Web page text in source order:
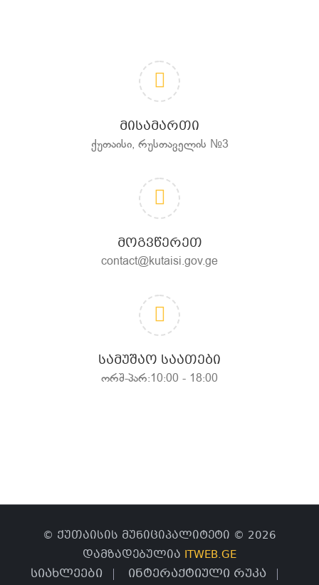
ᲛᲘᲡᲐᲛᲐᲠᲗᲘ
ქუთაისი, რუსთაველის №3
ᲛᲝᲒᲕᲬᲔᲠᲔᲗ
contact@kutaisi.gov.ge
ᲡᲐᲛᲣᲨᲐᲝ ᲡᲐᲐᲗᲔᲑᲘ
ორშ-პარ:10:00 - 18:00
© ქუთაისის მუნიციპალიტეტი © 2026
დამზადებულია ITWEB.GE
სიახლეები
ინტერაქტიული რუკა